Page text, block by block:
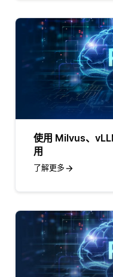
使用 Milvus、
用
了解更多